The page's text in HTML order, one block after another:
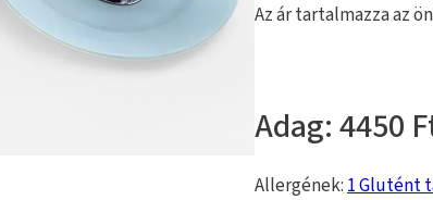
Az ár tartalmazza az
4450
Allergének:1 Glutént